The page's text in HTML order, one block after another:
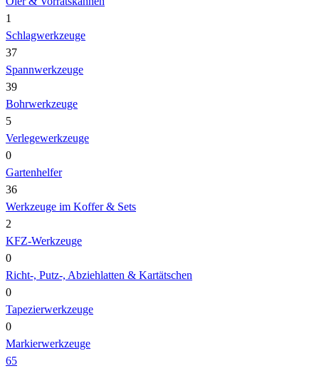
1
Schlagwerkzeuge
37
Spannwerkzeuge
39
Bohrwerkzeuge
5
Verlegewerkzeuge
0
Gartenhelfer
36
Werkzeuge im Koffer & Sets
2
KFZ-Werkzeuge
0
Richt-, Putz-, Abziehlatten & Kartätschen
0
Tapezierwerkzeuge
0
Markierwerkzeuge
65